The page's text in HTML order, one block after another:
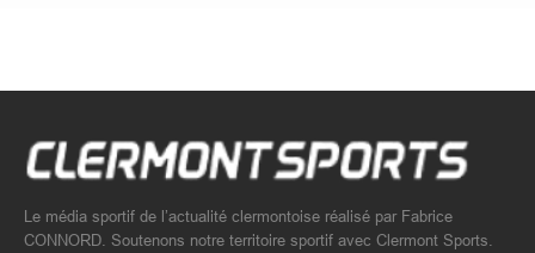
Le média sportif de l’actualité clermontoise réalisé par Fabrice
CONNORD. Soutenons notre territoire sportif avec Clermont Sports.